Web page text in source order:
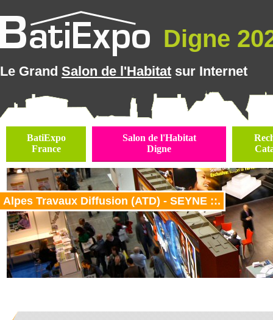
Digne
Le Grand Salon de l'Habitat sur Internet
BatiExpo
France
Salon de l'Habitat
Digne
Alpes Travaux Diffusion (ATD) - SEYNE ::.